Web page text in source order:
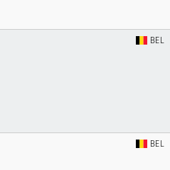
BEL
BEL